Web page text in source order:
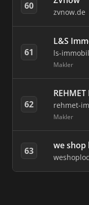
60
zvnow.de
61
L&S
ls-
Makler
62 rehmet-
Makler
63 we shop